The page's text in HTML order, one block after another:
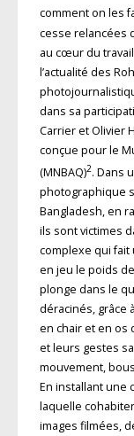
comment on les
cesse relancées
au cœur du
l’actualité des
dans sa
Carrier et Olivier
conçue pour le
(MNBAQ)2. Dans
photographique
Bangladesh, en
ils sont victimes
complexe qui
en jeu le poids
plonge dans le
déracinés, grâce
en chair et en os
et leurs gestes
mouvement,
En installant une
laquelle
images filmées,